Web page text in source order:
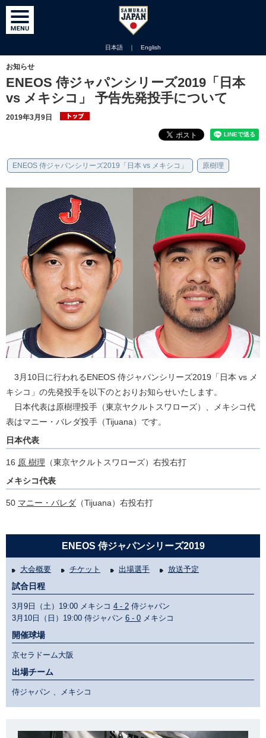
日本語 ｜ English
お知らせ
ENEOS 侍ジャパンシリーズ2019「日本
vs メキシコ」 予告先発投手について
2019年3月9日
ENEOS 侍ジャパンシリーズ2019「日本 vs メキシコ」 原樹理
3月10日に行われるENEOS 侍ジャパンシリーズ2019「日本 vs メ
キシコ」の先発投手を以下のとおりお知らせいたします。
日本代表は原樹理投手（東京ヤクルトスワローズ）、メキシコ代
表はマニー・バレダ投手（Tijuana）です。
日本代表
16 原 樹理 （東京ヤクルトスワローズ）右投右打
メキシコ代表
50 マニー・バレダ （Tijuana）右投右打
ENEOS 侍ジャパンシリーズ2019
大会概要 チケット 出場選手 放送予定
試合日程
3月9日（土）19:00 メキシコ 4 - 2 侍ジャパン
3月10日（日）19:00 侍ジャパン 6 - 0 メキシコ
開催球場
京セラドーム大阪
出場チーム
侍ジャパン 、メキシコ